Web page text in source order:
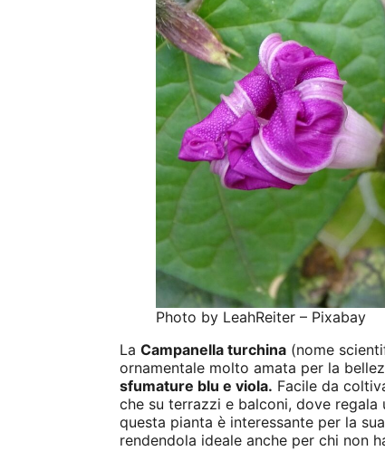
Photo by LeahReiter – Pixabay
La Campanella turchina (nome
ornamentale molto amata per la
sfumature blu e viola. Facile da
che su terrazzi e balconi, dove
questa pianta è interessante per la sua
rendendola ideale anche per chi non